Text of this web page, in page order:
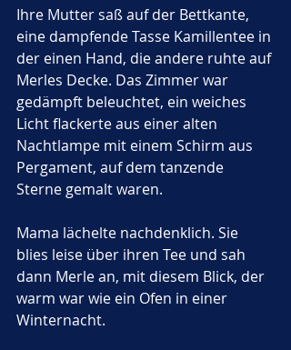
Ihre Mutter saß auf der Bettkante,
eine dampfende Tasse Kamillentee in
der einen Hand, die andere ruhte auf
Merles Decke. Das Zimmer war
gedämpft beleuchtet, ein weiches
Licht flackerte aus einer alten
Nachtlampe mit einem Schirm aus
Pergament, auf dem tanzende
Sterne gemalt waren.
Mama lächelte nachdenklich. Sie
blies leise über ihren Tee und sah
dann Merle an, mit diesem Blick, der
warm war wie ein Ofen in einer
Winternacht.